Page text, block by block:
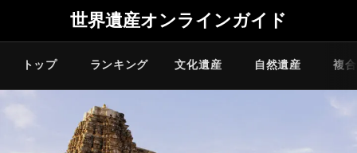
世界遺産オンラインガイド
トップ ランキング 文化遺産 自然遺産 複